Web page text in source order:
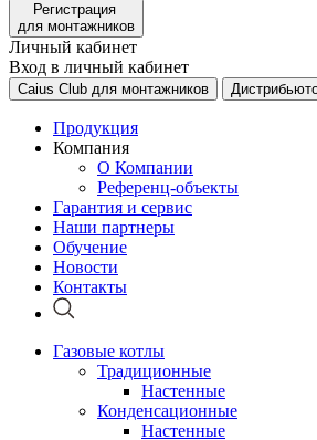
Регистрация
для монтажников
Личный кабинет
Вход в личный кабинет
Caius Club для монтажников
Продукция
Компания
О Компании
Референц-объекты
Гарантия и сервис
Наши партнеры
Обучение
Новости
Контакты
Газовые котлы
Традиционные
Настенные
Конденсационные
Настенные